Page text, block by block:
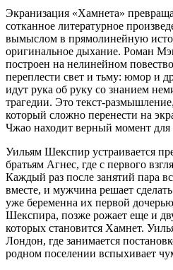
Экранизация «Хамнета»
сотканное литературное
вымыслом в прямолинейную
оригинальное дыхание. Роман
построен на нелинейном
переплести свет и тьму: юмор и
идут рука об руку со знанием
трагедии. Это текст-
который сложно перенести на
Чжао находит верный момент для
Уильям Шекспир устраивается
братьям Агнес, где с первого
Каждый раз после занятий пара
вместе, и мужчина решает
уже беременна их первой
Шекспира, позже рожает еще и
которых становится Хамнет.
Лондон, где занимается
родном поселении вспыхивает